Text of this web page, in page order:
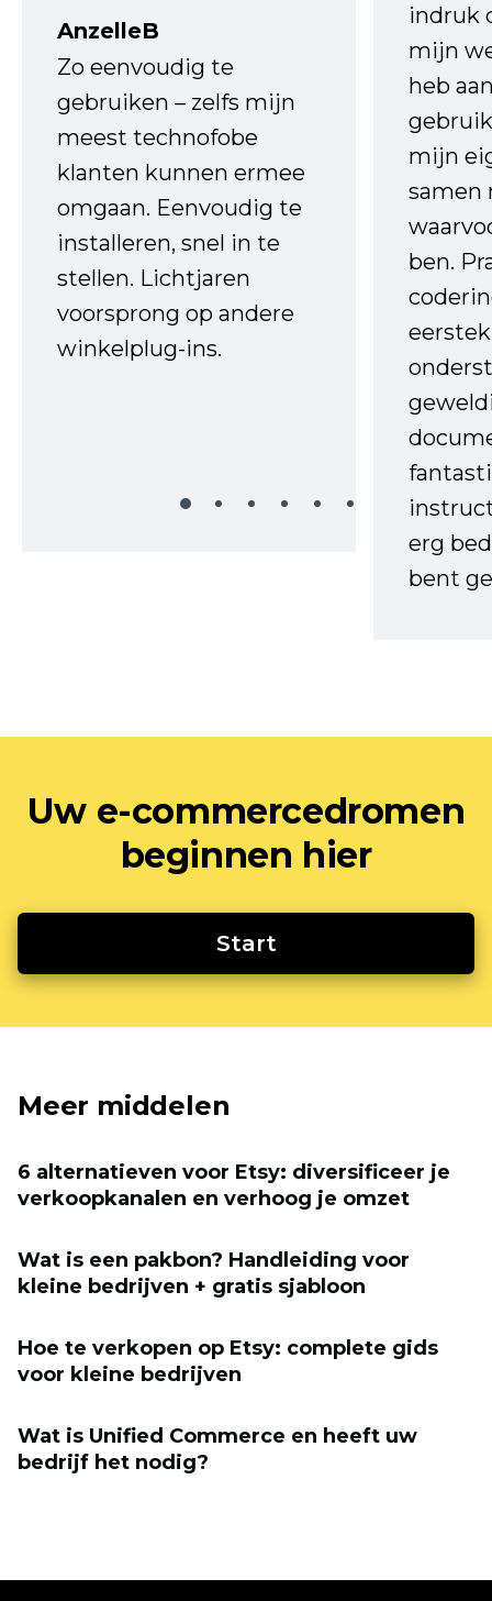
AnzelleB
Zo eenvoudig te
gebruiken – zelfs mijn
meest technofobe
klanten kunnen ermee
omgaan. Eenvoudig te
installeren, snel in te
stellen. Lichtjaren
voorsprong op andere
winkelplug-ins.
indruk
mijn
heb
mijn
samen
ben.
erg
bent
Uw e-commercedromen
beginnen hier
Start
Meer middelen
6 alternatieven voor Etsy: diversificeer je
verkoopkanalen en verhoog je omzet
Wat is een pakbon? Handleiding voor
kleine bedrijven + gratis sjabloon
Hoe te verkopen op Etsy: complete gids
voor kleine bedrijven
Wat is Unified Commerce en heeft uw
bedrijf het nodig?